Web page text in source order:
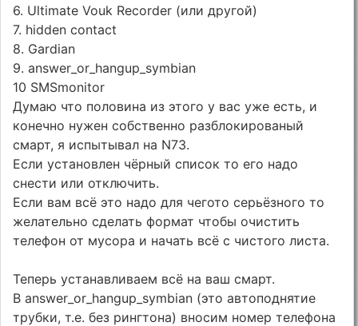
6. Ultimate Vouk Recorder (или другой)
7. hidden contact
8. Gardian
9. answer_or_hangup_symbian
10 SMSmonitor
Думаю что половина из этого у вас уже есть, и
конечно нужен собственно разблокированый
смарт, я испытывал на N73.
Если установлен чёрный список то его надо
снести или отключить.
Если вам всё это надо для чегото серьёзного то
желательно сделать формат чтобы очистить
телефон от мусора и начать всё с чистого листа.
Теперь устанавливаем всё на ваш смарт.
В answer_or_hangup_symbian (это автоподнятие
трубки, т.е. без рингтона) вносим номер телефона